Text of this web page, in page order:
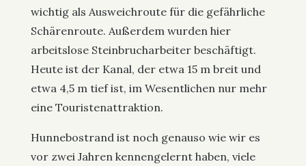
wichtig als Ausweichroute für die gefährliche
Schärenroute. Außerdem wurden hier
arbeitslose Steinbrucharbeiter beschäftigt.
Heute ist der Kanal, der etwa 15 m breit und
etwa 4,5 m tief ist, im Wesentlichen nur mehr
eine Touristenattraktion.
Hunnebostrand ist noch genauso wie wir es
vor zwei Jahren kennengelernt haben, viele